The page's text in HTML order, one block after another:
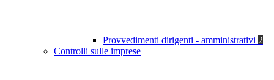
Provvedimenti dirigenti - amministrativi 2
Controlli sulle imprese